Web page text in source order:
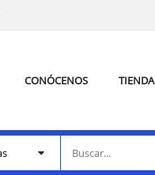
CONÓCENOS TIENDA